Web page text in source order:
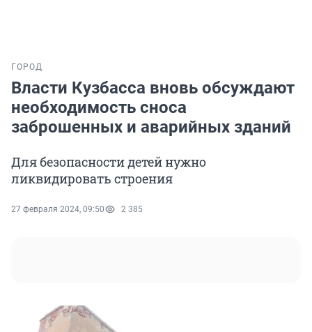
ГОРОД
Власти Кузбасса вновь обсуждают
необходимость сноса
заброшенных и аварийных зданий
Для безопасности детей нужно
ликвидировать строения
27 февраля 2024, 09:50 2 385